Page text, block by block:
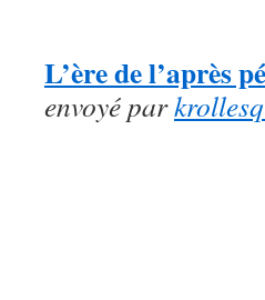
L’ère de l’après
envoyé par